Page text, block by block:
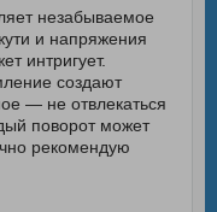
незабываемое
и напряжения
интригует.
создают
— не отвлекаться
поворот может
рекомендую